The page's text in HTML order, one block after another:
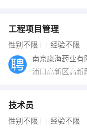
工程项目管理
性别不限 经验不限
南京康海药业有
浦口高新区高新
技术员
性别不限 经验不限